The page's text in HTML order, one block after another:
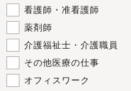
看護師・准看護師
薬剤師
介護福祉士・介護職員
その他医療の仕事
オフィスワーク